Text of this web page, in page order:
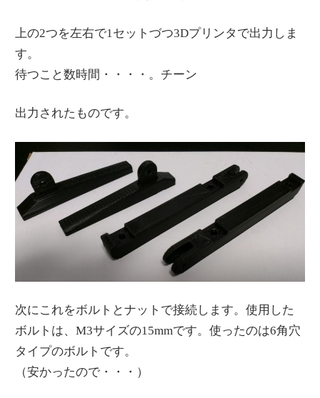
上の2つを左右で1セットづつ3Dプリンタで出力しま
す。
待つこと数時間・・・・。チーン
出力されたものです。
次にこれをボルトとナットで接続します。使用した
ボルトは、M3サイズの15mmです。使ったのは6角穴
タイプのボルトです。
（安かったので・・・）